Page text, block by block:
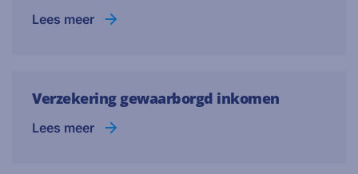
Lees meer
Verzekering gewaarborgd inkomen
Lees meer